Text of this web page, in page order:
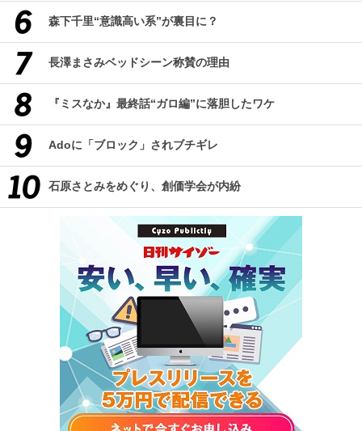
森下千里“意識高い系”が裏目に？
長澤まさみベッドシーン称賛の理由
『ミスなか』最終話“ガロ編”に落胆したワケ
Adoに「ブロック」されブチギレ
石原さとみをめぐり、創価学会が内紛